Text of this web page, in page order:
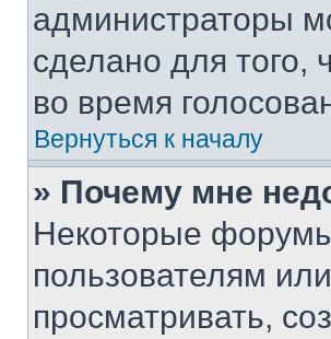
администраторы
сделано для того,
во время
Вернуться к началу
» Почему мне
Некоторые
пользователям
просматривать,